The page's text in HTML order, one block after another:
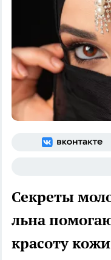
Секреты
льна
красоту кожи